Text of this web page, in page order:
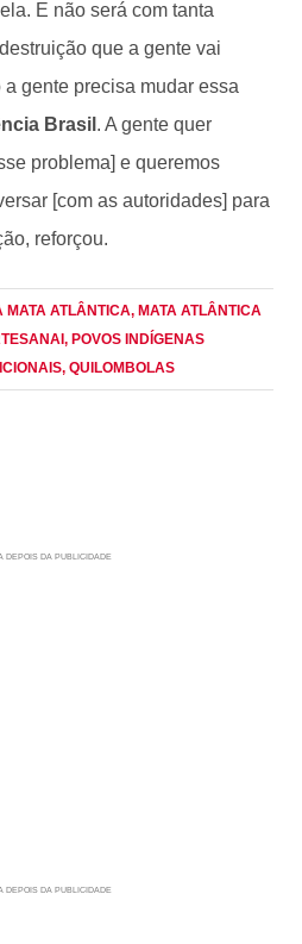
E não será com tanta
que a gente vai
gente precisa mudar essa
Brasil . A gente quer
problema] e queremos
[com as autoridades] para
reforçou.
MATA ATLÂNTICA, MATA ATLÂNTICA
, POVOS INDÍGENAS
, QUILOMBOLAS